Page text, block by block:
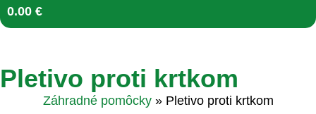
0.00 €
Pletivo proti krtkom
Záhradné pomôcky» Pletivo proti krtkom